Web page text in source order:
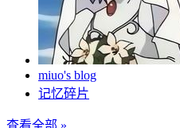
miuo's blog
记忆碎片
查看全部 »